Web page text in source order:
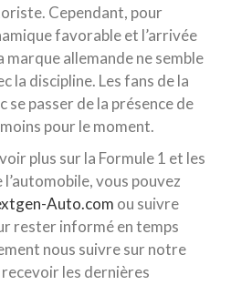
Cependant, pour
favorable et l’arrivée
marque allemande ne semble
la discipline. Les fans de la
passer de la présence de
pour le moment.
plus sur la Formule 1 et les
vous pouvez
Auto.com ou suivre
rester informé en temps
nous suivre sur notre
les dernières